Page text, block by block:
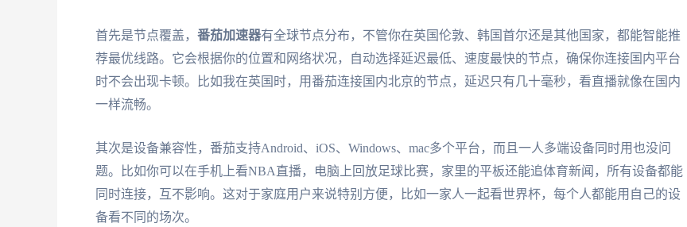
首先是节点覆盖， 番茄加速器有全球节点分布，不管你在英国伦敦、韩国首尔还是其他国家，都能智能推
荐最优线路。它会根据你的位置和网络状况，自动选择延迟最低、速度最快的节点，确保你连接国内平台
时不会出现卡顿。比如我在英国时，用番茄连接国内北京的节点，延迟只有几十毫秒，看直播就像在国内
一样流畅。
其次是设备兼容性，番茄支持Android、iOS、Windows、mac多个平台，而且一人多端设备同时用也没问
题。比如你可以在手机上看NBA直播，电脑上回放足球比赛，家里的平板还能追体育新闻，所有设备都能
同时连接，互不影响。这对于家庭用户来说特别方便，比如一家人一起看世界杯，每个人都能用自己的设
备看不同的场次。